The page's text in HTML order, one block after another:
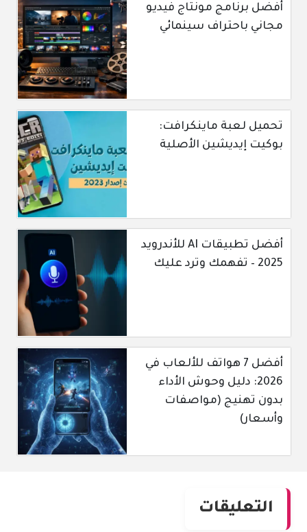
أفضل برنامج مونتاج فيديو
مجاني باحتراف سينمائي
تحميل لعبة ماينكرافت:
بوكيت إيديشين الأصلية
أفضل تطبيقات AI للأندرويد
2025 – تفهمك وترد عليك
أفضل 7 هواتف للألعاب في
2026: دليل وحوش الأداء
بدون تهنيج (مواصفات
وأسعار)
التعليقات